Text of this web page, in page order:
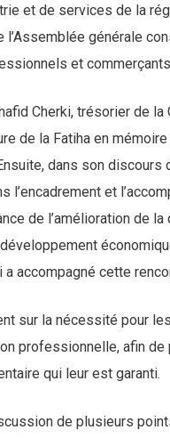
et de services de la
générale
et
Cherki, trésorier de la
de la Fatiha en
dans son discours
l’encadrement et
de l’amélioration de
a accompagné cette
sur la nécessité pour
professionnelle, afin
qui leur est garanti.
de plusieurs